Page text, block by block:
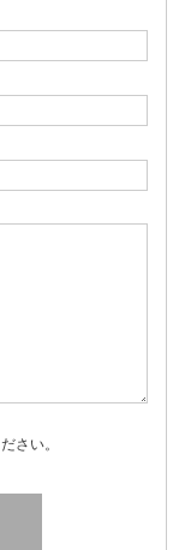
さい。